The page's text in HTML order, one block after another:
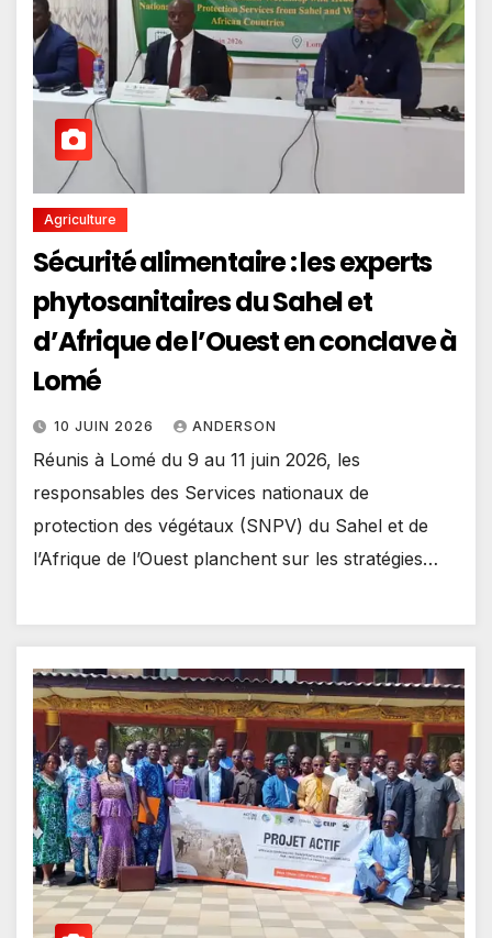
Agriculture
Sécurité alimentaire : les experts
phytosanitaires du Sahel et
d’Afrique de l’Ouest en conclave à
Lomé
10 JUIN 2026 ANDERSON
Réunis à Lomé du 9 au 11 juin 2026, les
responsables des Services nationaux de
protection des végétaux (SNPV) du Sahel et de
l’Afrique de l’Ouest planchent sur les stratégies…